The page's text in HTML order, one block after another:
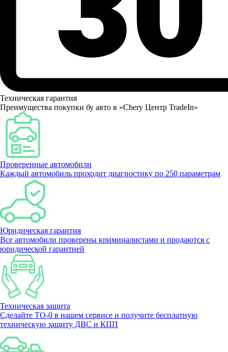
Техническая гарантия
Преимущества покупки бу авто в «Chery Центр TradeIn»
Проверенные автомобили
Каждый автомобиль проходит диагностику по 250 параметрам
Юридическая гарантия
Все автомобили проверены криминалистами и продаются с
юридической гарантией
Техническая защита
Сделайте ТО-0 в нашем сервисе и получите бесплатную
техническую защиту ДВС и КПП